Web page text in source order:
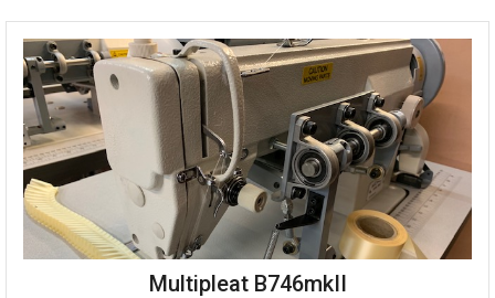
Multipleat B746mkII